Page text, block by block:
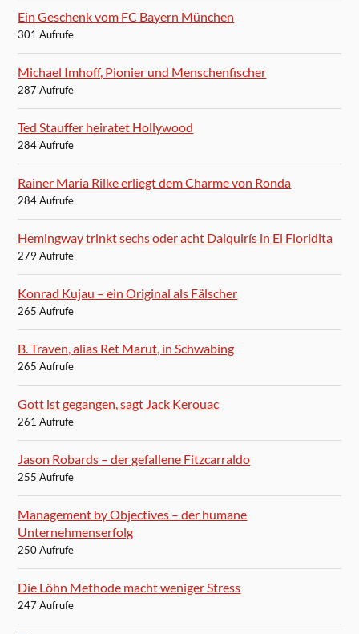
Ein Geschenk vom FC Bayern München
301 Aufrufe
Michael Imhoff, Pionier und Menschenfischer
287 Aufrufe
Ted Stauffer heiratet Hollywood
284 Aufrufe
Rainer Maria Rilke erliegt dem Charme von Ronda
284 Aufrufe
Hemingway trinkt sechs oder acht Daiquirís in El Floridita
279 Aufrufe
Konrad Kujau – ein Original als Fälscher
265 Aufrufe
B. Traven, alias Ret Marut, in Schwabing
265 Aufrufe
Gott ist gegangen, sagt Jack Kerouac
261 Aufrufe
Jason Robards – der gefallene Fitzcarraldo
255 Aufrufe
Management by Objectives – der humane
Unternehmenserfolg
250 Aufrufe
Die Löhn Methode macht weniger Stress
247 Aufrufe